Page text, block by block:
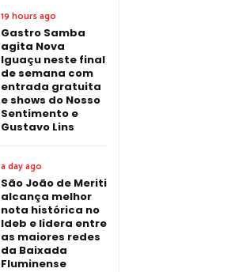
19 hours ago
Gastro Samba
agita Nova
Iguaçu neste final
de semana com
entrada gratuita
e shows do Nosso
Sentimento e
Gustavo Lins
a day ago
São João de Meriti
alcança melhor
nota histórica no
Ideb e lidera entre
as maiores redes
da Baixada
Fluminense